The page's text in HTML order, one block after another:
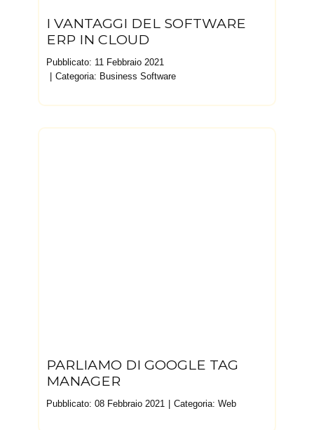
I VANTAGGI DEL SOFTWARE
ERP IN CLOUD
Pubblicato: 11 Febbraio 2021
Categoria: Business Software
PARLIAMO DI GOOGLE TAG
MANAGER
Pubblicato: 08 Febbraio 2021 Categoria: Web